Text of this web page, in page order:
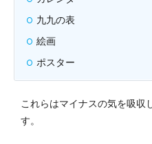
九九の表
絵画
ポスター
これらはマイナスの気を吸収
す。